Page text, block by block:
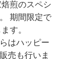
煎のスペシ
期間限定で
す。
はハッピー
売も行いま